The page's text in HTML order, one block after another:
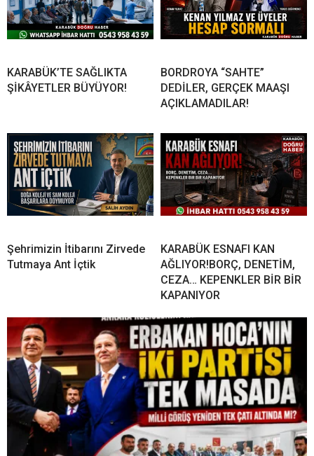
KARABÜK’TE SAĞLIKTA
ŞİKÂYETLER BÜYÜYOR!
BORDROYA “SAHTE”
DEDİLER, GERÇEK MAAŞI
AÇIKLAMADILAR!
Şehrimizin İtibarını Zirvede
Tutmaya Ant İçtik
KARABÜK ESNAFI KAN
AĞLIYOR!BORÇ, DENETİM,
CEZA… KEPENKLER BİR BİR
KAPANIYOR